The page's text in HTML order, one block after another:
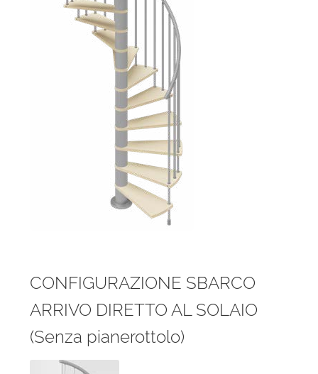
CONFIGURAZIONE SBARCO
ARRIVO DIRETTO AL SOLAIO
(Senza pianerottolo)